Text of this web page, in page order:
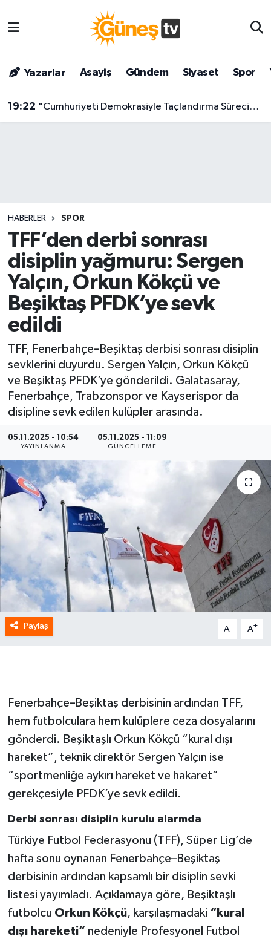
Yazarlar Asayiş Gündem Siyaset Spor
19:22 "Cumhuriyeti Demokrasiyle Taçlandırma Süreci": CHP'li İsimden Çarpıcı Çıkış!
HABERLER SPOR
TFF’den derbi sonrası
disiplin yağmuru: Sergen
Yalçın, Orkun Kökçü ve
Beşiktaş PFDK’ye sevk
edildi
TFF, Fenerbahçe–Beşiktaş derbisi sonrası disiplin
sevklerini duyurdu. Sergen Yalçın, Orkun Kökçü
ve Beşiktaş PFDK’ye gönderildi. Galatasaray,
Fenerbahçe, Trabzonspor ve Kayserispor da
disipline sevk edilen kulüpler arasında.
05.11.2025 - 10:54
YAYINLANMA
05.11.2025 - 11:09
GÜNCELLEME
Paylaş A- A+
Fenerbahçe–Beşiktaş derbisinin ardından TFF,
hem futbolculara hem kulüplere ceza dosyalarını
gönderdi. Beşiktaşlı Orkun Kökçü “kural dışı
hareket”, teknik direktör Sergen Yalçın ise
“sportmenliğe aykırı hareket ve hakaret”
gerekçesiyle PFDK’ye sevk edildi.
Derbi sonrası disiplin kurulu alarmda
Türkiye Futbol Federasyonu (TFF), Süper Lig’de
hafta sonu oynanan Fenerbahçe–Beşiktaş
derbisinin ardından kapsamlı bir disiplin sevki
listesi yayımladı. Açıklamaya göre, Beşiktaşlı
futbolcu Orkun Kökçü, karşılaşmadaki “kural
dışı hareketi” nedeniyle Profesyonel Futbol
Bilim & Teknoloji
Dünya
Magazin
Siyaset
Spor
Yaşam
Malatya Nöbetçi Eczaneler
Malatya Hava Durumu
Malatya Namaz Vakitleri
Son Dakika Haberleri
Haber Arşivi